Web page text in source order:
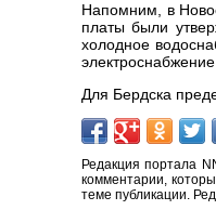
Напомним, в
платы были
холодное
Для Бердска
Редакция портала
комментарии,
теме публикации.